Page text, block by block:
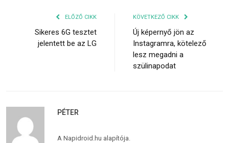
ELŐZŐ CIKK
Sikeres 6G tesztet
jelentett be az LG
KÖVETKEZŐ CIKK
Új képernyő jön az
Instagramra, kötelező
lesz megadni a
szülinapodat
PÉTER
A Napidroid.hu alapítója.